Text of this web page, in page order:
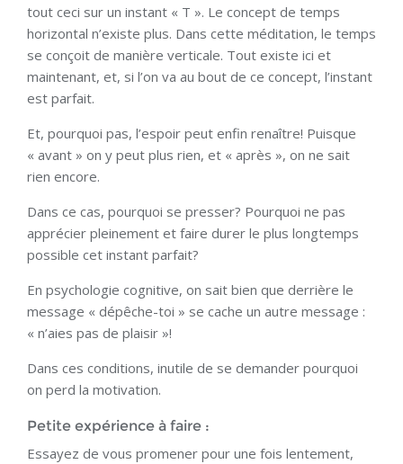
tout ceci sur un instant « T ». Le concept de temps
horizontal n’existe plus. Dans cette méditation, le temps
se conçoit de manière verticale. Tout existe ici et
maintenant, et, si l’on va au bout de ce concept, l’instant
est parfait.
Et, pourquoi pas, l’espoir peut enfin renaître! Puisque
« avant » on y peut plus rien, et « après », on ne sait
rien encore.
Dans ce cas, pourquoi se presser? Pourquoi ne pas
apprécier pleinement et faire durer le plus longtemps
possible cet instant parfait?
En psychologie cognitive, on sait bien que derrière le
message « dépêche-toi » se cache un autre message :
« n’aies pas de plaisir »!
Dans ces conditions, inutile de se demander pourquoi
on perd la motivation.
Petite expérience à faire :
Essayez de vous promener pour une fois lentement,